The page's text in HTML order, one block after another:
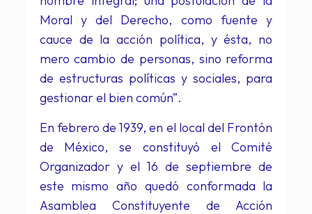
Moral y del Derecho, como fuente y
cauce de la acción política, y ésta, no
mero cambio de personas, sino reforma
de estructuras políticas y sociales, para
gestionar el bien común”.
En febrero de 1939, en el local del Frontón
de México, se constituyó el Comité
Organizador y el 16 de septiembre de
este mismo año quedó conformada la
Asamblea Constituyente de Acción